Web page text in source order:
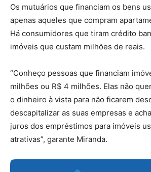
Os mutuários que financiam os bens
apenas aqueles que compram
Há consumidores que tiram crédito
imóveis que custam milhões de reais.
“Conheço pessoas que financiam
milhões ou R$ 4 milhões. Elas não
o dinheiro à vista para não ficarem
descapitalizar as suas empresas e
juros dos empréstimos para imóveis
atrativas”, garante Miranda.